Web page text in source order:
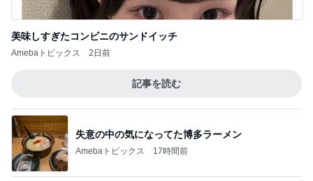
美味しすぎたコンビニのサンドイッチ
Amebaトピックス 2日前
記事を読む
失意の中の気になってた博多ラーメン
Amebaトピックス 17時間前